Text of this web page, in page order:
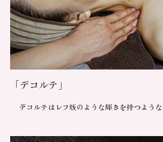
「デコルテ」
デコルテはレフ版のような輝きを持つよう